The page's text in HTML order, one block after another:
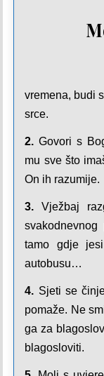
vremena, budi
srce.
2. Govori s
mu sve što
On ih razumije.
3. Vježbaj
tamo gdje
autobusu…
4. Sjeti se
pomaže. Ne
ga za
blagosloviti.